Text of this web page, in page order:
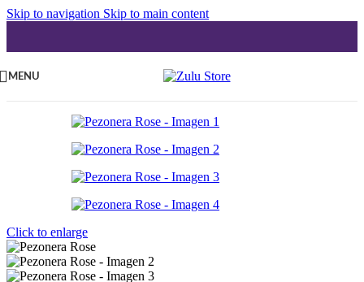
Skip to navigation Skip to main content
MENU
Click to enlarge